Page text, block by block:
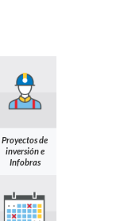
Proyectos de
inversión e
Infobras